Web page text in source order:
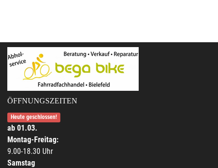
ÖFFNUNGSZEITEN
Heute geschlossen!
ab 01.03.
Montag-Freitag:
9.00-18.30 Uhr
Samstag